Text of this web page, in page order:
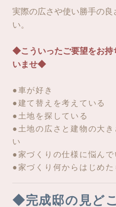
実際の広さや使い勝手の良
い。
◆こういったご要望をお持
いませ◆
●車が好き
●建て替えを考えている
●土地を探している
●土地の広さと建物の大
い
●家づくりの仕様に悩んで
●家づくり何からはじめ
◆完成邸の見ど